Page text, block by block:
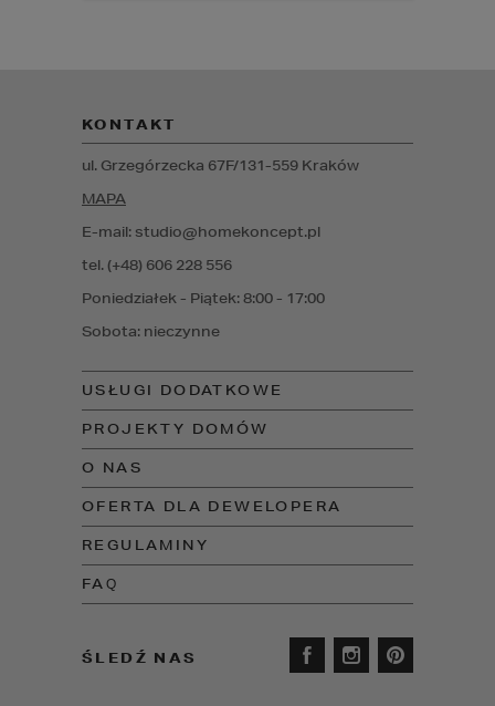
USŁUGI DODATKOWE
PROJEKTY DOMÓW
O NAS
OFERTA DLA DEWELOPERA
REGULAMINY
FAQ
Poniedziałek - Piątek: 8:00 - 17:00
Sobota: nieczynne
KONTAKT
E-mail: studio@homekoncept.pl
tel. (+48) 606 228 556
ul. Grzegórzecka 67F/131-559 Kraków
MAPA
ŚLEDŹ NAS